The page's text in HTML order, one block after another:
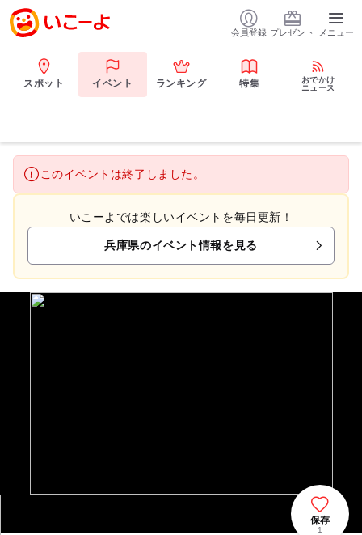
会員登録 プレゼント メニュー
スポット イベント ランキング 特集
おでかけ
ニュース
このイベントは終了しました。
いこーよでは楽しいイベントを毎日更新！
兵庫県のイベント情報を見る
保存
1